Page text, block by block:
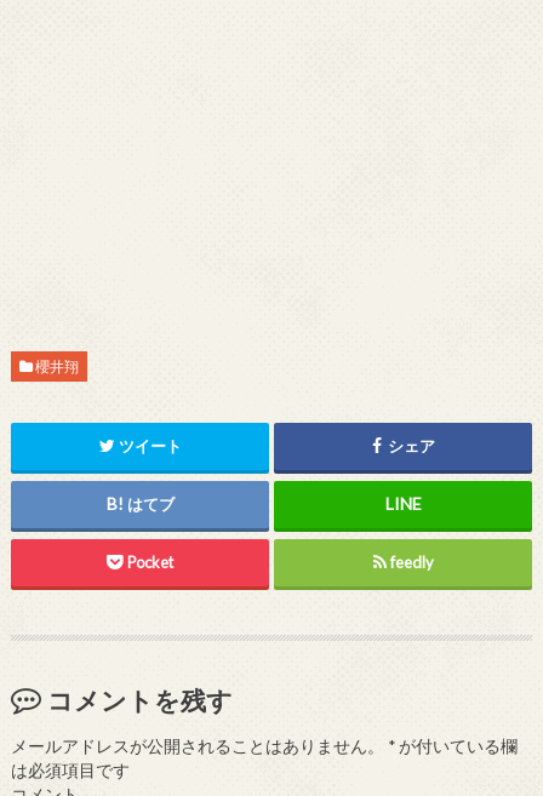
櫻井翔
ツイート シェア
はてブ
Pocket feedly
コメントを残す
メールアドレスが公開されることはありません。 *が付いている欄
は必須項目です